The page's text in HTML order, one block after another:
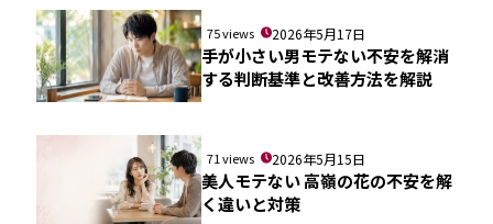
75 views 2026年5月17日
手が小さい男モテない不安を解消
する判断基準と改善方法を解説
71 views 2026年5月15日
美人モテない 高嶺の花の不安を解
く違いと対策